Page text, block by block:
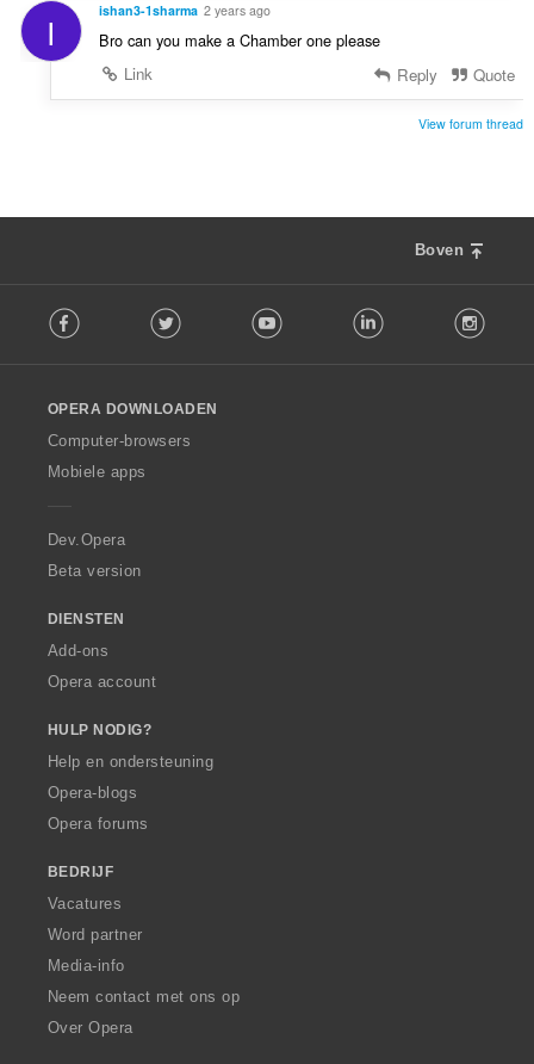
I ishan3-1sharma 2 years ago
Bro can you make a Chamber one please
Link
Reply Quote
View forum thread
Boven
o
w
O
p
a
Facebook Twitter Youtube LinkedIn
OPERA DOWNLOADEN
Computer-browsers
Mobiele apps
Dev.Opera
Beta version
DIENSTEN
Add-ons
Opera account
HULP NODIG?
Help en ondersteuning
Opera-blogs
Opera forums
BEDRIJF
Vacatures
Word partner
Media-info
Neem contact met ons op
Over Opera